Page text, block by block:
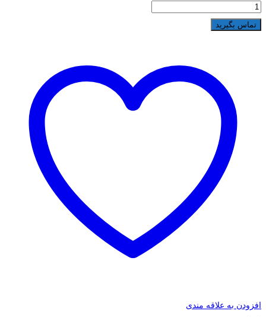
تماس بگیرید
افزودن به علاقه مندی